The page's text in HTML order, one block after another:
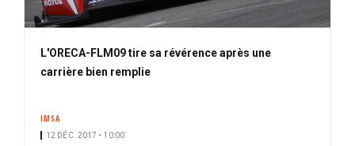
L'ORECA-FLM09 tire sa révérence après une
carrière bien remplie
IMSA
12 DÉC. 2017 • 10:00